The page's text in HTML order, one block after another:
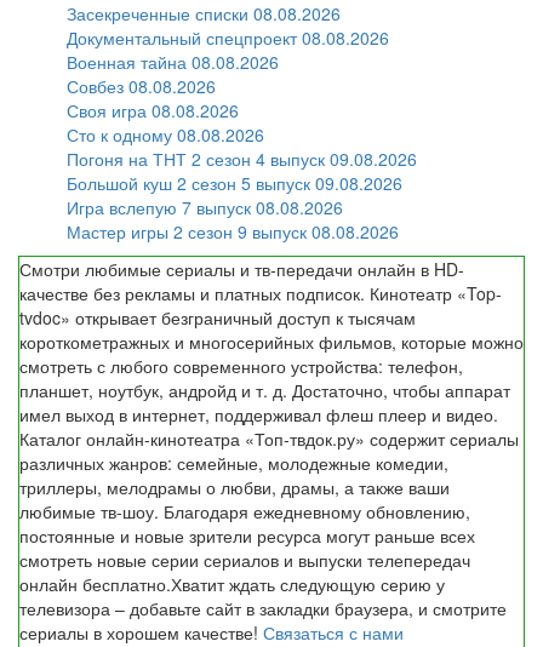
Засекреченные списки 08.08.2026
Документальный спецпроект 08.08.2026
Военная тайна 08.08.2026
Совбез 08.08.2026
Своя игра 08.08.2026
Сто к одному 08.08.2026
Погоня на ТНТ 2 сезон 4 выпуск 09.08.2026
Большой куш 2 сезон 5 выпуск 09.08.2026
Игра вслепую 7 выпуск 08.08.2026
Мастер игры 2 сезон 9 выпуск 08.08.2026
Смотри любимые сериалы и тв-передачи онлайн в HD-
качестве без рекламы и платных подписок. Кинотеатр «Top-
tvdoc» открывает безграничный доступ к тысячам
короткометражных и многосерийных фильмов, которые можно
смотреть с любого современного устройства: телефон,
планшет, ноутбук, андройд и т. д. Достаточно, чтобы аппарат
имел выход в интернет, поддерживал флеш плеер и видео.
Каталог онлайн-кинотеатра «Топ-твдок.ру» содержит сериалы
различных жанров: семейные, молодежные комедии,
триллеры, мелодрамы о любви, драмы, а также ваши
любимые тв-шоу. Благодаря ежедневному обновлению,
постоянные и новые зрители ресурса могут раньше всех
смотреть новые серии сериалов и выпуски телепередач
онлайн бесплатно.Хватит ждать следующую серию у
телевизора – добавьте сайт в закладки браузера, и смотрите
сериалы в хорошем качестве! Связаться с нами